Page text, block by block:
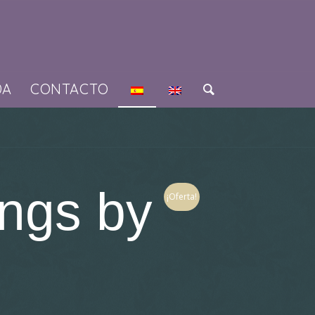
CONTACTO
¡Oferta!
by